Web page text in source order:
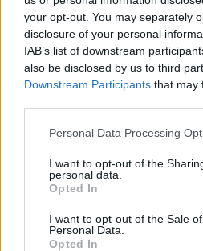
your opt-out. You may separately
disclosure of your personal
IAB’s list of downstream
also be disclosed by us to third
Downstream Participants that may
Personal Data Processing
I want to opt-out of the
personal data.
Opted In
I want to opt-out of the Sale
Personal Data.
Opted In
vállalatot, hogy helyezze át
helyszínre a
miatt – jelentette be Papp
polgármestere.
A polgármester emlékeztetett
már idén márciusban
megszegte a korábbi ígéreteit. A
a helyi gazdaság fejlesztéséért
cég ezt a hitelt mára teljesen...